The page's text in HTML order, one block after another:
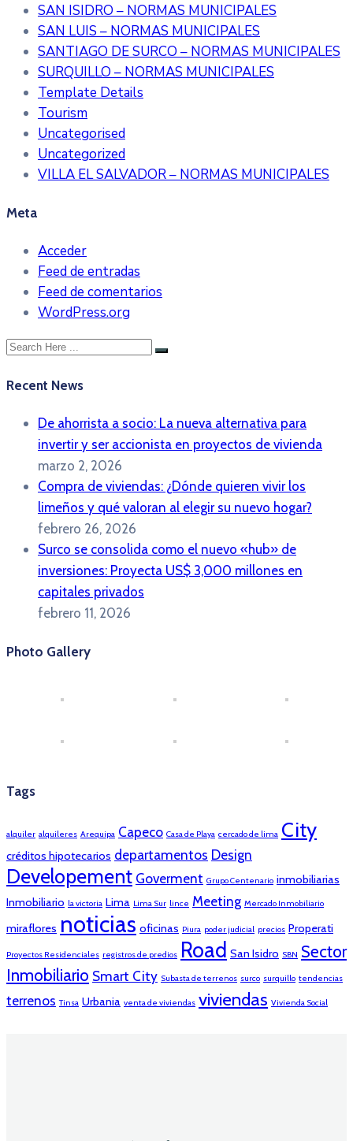
SAN ISIDRO – NORMAS MUNICIPALES
SAN LUIS – NORMAS MUNICIPALES
SANTIAGO DE SURCO – NORMAS MUNICIPALES
SURQUILLO – NORMAS MUNICIPALES
Template Details
Tourism
Uncategorised
Uncategorized
VILLA EL SALVADOR – NORMAS MUNICIPALES
Meta
Acceder
Feed de entradas
Feed de comentarios
WordPress.org
Recent News
De ahorrista a socio: La nueva alternativa para
invertir y ser accionista en proyectos de vivienda
marzo 2, 2026
Compra de viviendas: ¿Dónde quieren vivir los
limeños y qué valoran al elegir su nuevo hogar?
febrero 26, 2026
Surco se consolida como el nuevo «hub» de
inversiones: Proyecta US$ 3,000 millones en
capitales privados
febrero 11, 2026
Photo Gallery
Tags
alquiler alquileres Arequipa Capeco Casa de Playa cercado de lima City
créditos hipotecarios departamentos Design
Developement Goverment Grupo Centenario inmobiliarias
Inmobiliario la victoria Lima Lima Sur lince Meeting Mercado Inmobiliario
miraflores noticias oficinas Piura poder judicial precios Properati
Proyectos Residenciales registros de predios Road San Isidro SBN Sector
Inmobiliario Smart City Subasta de terrenos surco surquillo tendencias
terrenos Tinsa Urbania venta de viviendas viviendas Vivienda Social